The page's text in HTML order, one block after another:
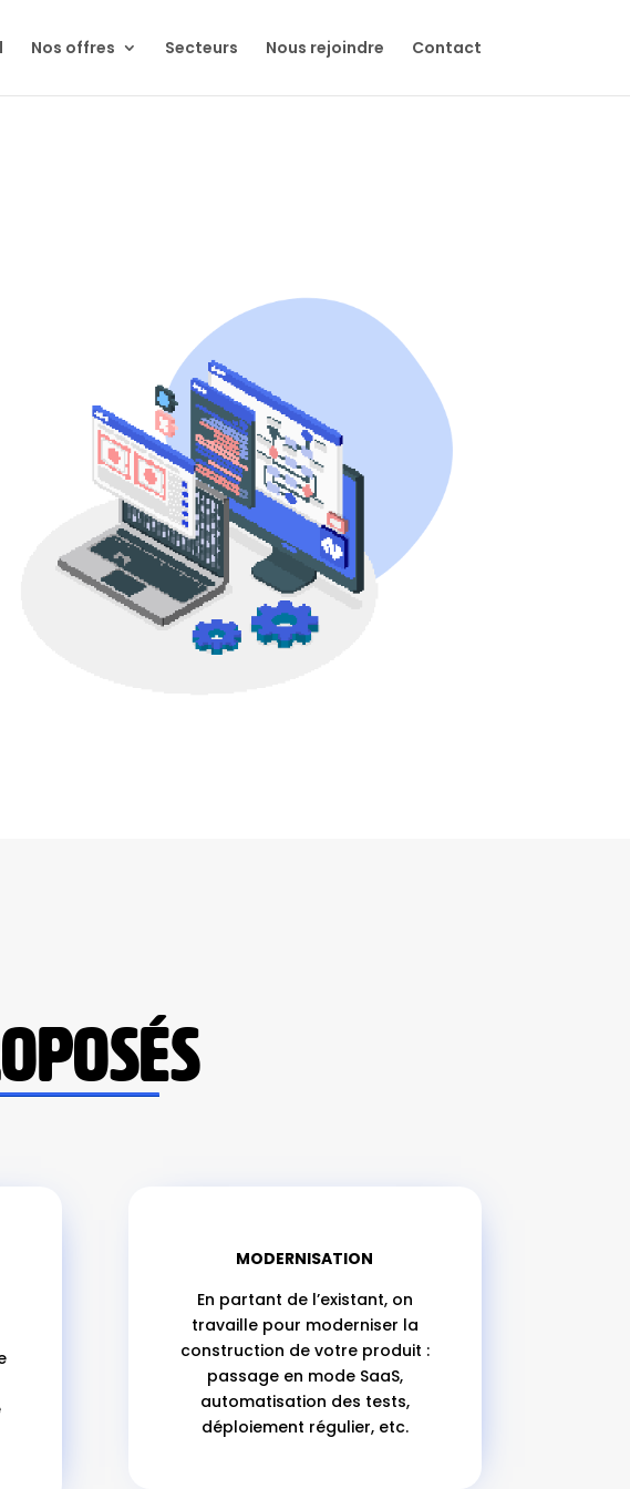
Nos offres Secteurs Nous rejoindre Contact
MODERNISATION
En partant de l’existant, on
travaille pour moderniser la
construction de votre produit :
passage en mode SaaS,
automatisation des tests,
déploiement régulier, etc.